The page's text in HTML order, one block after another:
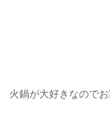
火鍋が大好きなので